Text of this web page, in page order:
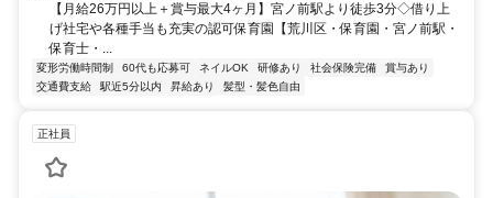
【月給26万円以上＋賞与最大4ヶ月】宮ノ前駅より徒歩3分◇借り上
げ社宅や各種手当も充実の認可保育園【荒川区・保育園・宮ノ前駅・
保育士・...
変形労働時間制 60代も応募可 ネイルOK 研修あり 社会保険完備
賞与あり
交通費支給
駅近5分以内 昇給あり 髪型・髪色自由
正社員